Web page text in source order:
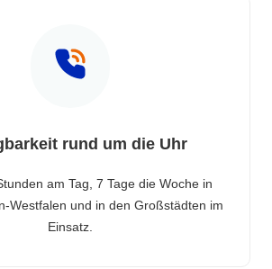
rund um die Uhr
am Tag, 7 Tage die Woche in
Westfalen und in den Großstädten im
Einsatz.